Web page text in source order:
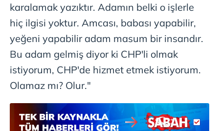
karalamak yazıktır. Adamın belki o işlerle
hiç ilgisi yoktur. Amcası, babası yapabilir,
yeğeni yapabilir adam masum bir insandır.
Bu adam gelmiş diyor ki CHP'li olmak
istiyorum, CHP'de hizmet etmek istiyorum.
Olamaz mı? Olur."